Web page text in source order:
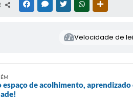
FACEBOOKMESSENGER
TWITTERWHATSAPP
Velocidade de
espaço de acolhimento,